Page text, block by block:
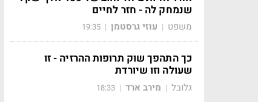
שנמחק לה - חזר לחיים
משפט | עוזי גרסטמן |
19:35
כך התהפך שוק תרופות ההרזיה - זו
שעולה וזו שיורדת
גלובל | מירב ארד |
18:33